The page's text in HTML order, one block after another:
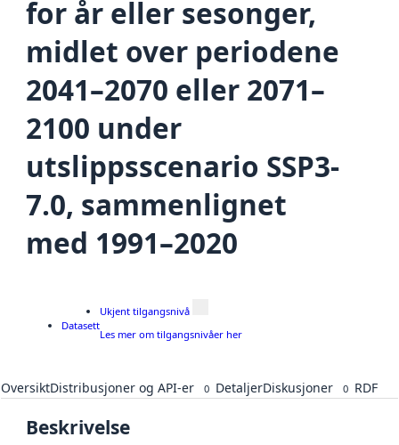
for år eller sesonger,
midlet over periodene
2041–2070 eller 2071–
2100 under
utslippsscenario SSP3-
7.0, sammenlignet
med 1991–2020
Datasett
Ukjent tilgangsnivå
Les mer om tilgangsnivåer her
OversiktDistribusjoner og API-er 0 DetaljerDiskusjoner 0 RDF
Beskrivelse